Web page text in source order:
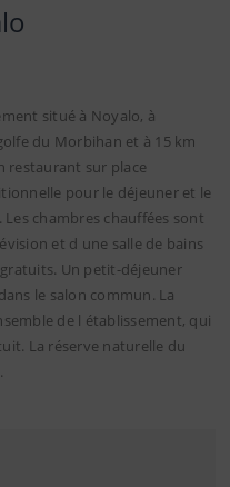
situé à Noyalo, à
du Morbihan et à 15 km
restaurant sur place
pour le déjeuner et le
chambres chauffées sont
et d une salle de bains
Un petit-déjeuner
le salon commun. La
de l établissement, qui
La réserve naturelle du